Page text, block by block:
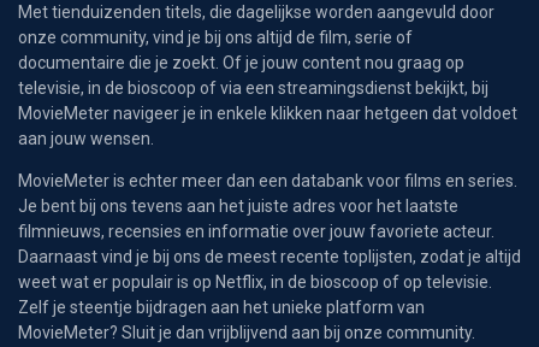
Met tienduizenden titels, die dagelijkse worden aangevuld door
onze community, vind je bij ons altijd de film, serie of
documentaire die je zoekt. Of je jouw content nou graag op
televisie, in de bioscoop of via een streamingsdienst bekijkt, bij
MovieMeter navigeer je in enkele klikken naar hetgeen dat voldoet
aan jouw wensen.
MovieMeter is echter meer dan een databank voor films en series.
Je bent bij ons tevens aan het juiste adres voor het laatste
filmnieuws, recensies en informatie over jouw favoriete acteur.
Daarnaast vind je bij ons de meest recente toplijsten, zodat je altijd
weet wat er populair is op Netflix, in de bioscoop of op televisie.
Zelf je steentje bijdragen aan het unieke platform van
MovieMeter? Sluit je dan vrijblijvend aan bij onze community.